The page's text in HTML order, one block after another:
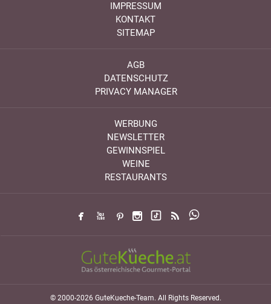
IMPRESSUM
KONTAKT
SITEMAP
AGB
DATENSCHUTZ
PRIVACY MANAGER
WERBUNG
NEWSLETTER
GEWINNSPIEL
WEINE
RESTAURANTS
© 2000-2026 GuteKueche-Team. All Rights Reserved.